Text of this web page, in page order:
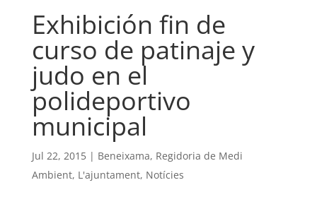
Exhibición fin de
curso de patinaje y
judo en el
polideportivo
municipal
Jul 22, 2015| Beneixama, Regidoria de Medi
Ambient, L'ajuntament, Notícies